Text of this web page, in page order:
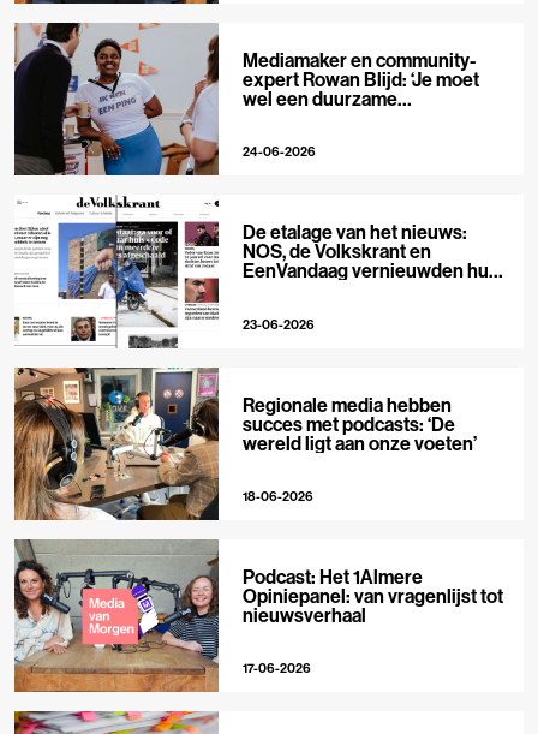
Mediamaker en community-
expert Rowan Blijd: ‘Je moet
wel een duurzame
24-06-2026
De etalage van het nieuws:
NOS, de Volkskrant en
EenVandaag vernieuwden hun
23-06-2026
Regionale media hebben
succes met podcasts: ‘De
wereld ligt aan onze voeten’
18-06-2026
Podcast: Het 1Almere
Opiniepanel: van vragenlijst tot
nieuwsverhaal
17-06-2026